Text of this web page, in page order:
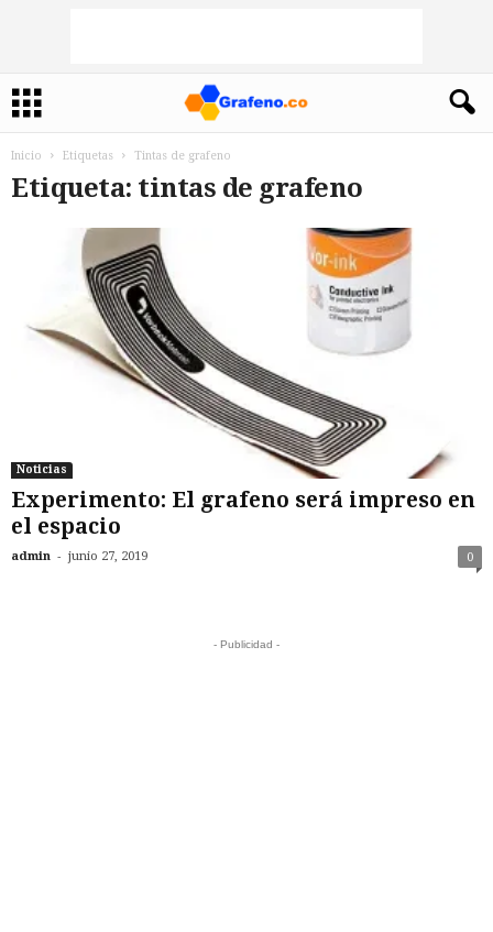
Inicio Etiquetas Tintas de grafeno
Etiqueta: tintas de grafeno
Noticias
Experimento: El grafeno será impreso en
el espacio
admin - junio 27, 2019 0
- Publicidad -